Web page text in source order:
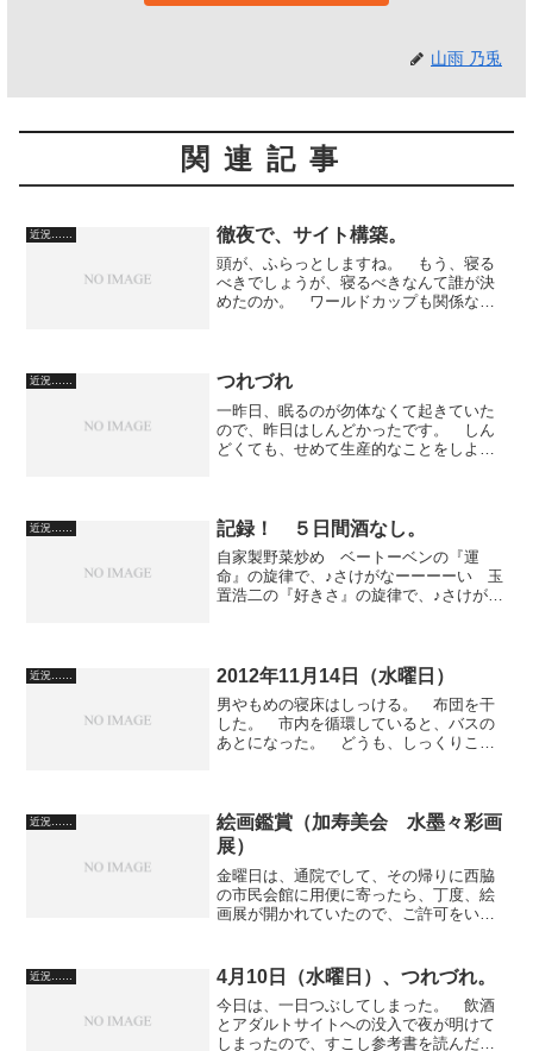
山雨 乃兎
関連記事
近況…… 徹夜で、サイト構築。
頭が、ふらっとしますね。 もう、寝る
べきでしょうが、寝るべきなんて誰が決
めたのか。 ワールドカップも関係な
築、むずかしい。 僕なりの裏...
近況…… つれづれ
一昨日、眠るのが勿体なくて起きていた
ので、昨日はしんどかったです。 しん
どくても、せめて生産的なことをしよ
まして、最近、それをいじ...
近況…… 記録！ ５日間酒なし。
自家製野菜炒め ベートーベンの『運
命』の旋律で、♪さけがなーーーーい 玉
置浩二の『好きさ』の旋律で、♪さけがな
ヒー、お茶。 そして、...
近況…… 2012年11月14日（水曜日）
男やもめの寝床はしっける。 布団を干
した。 市内を循環していると、バスの
あとになった。 どうも、しっくりこな
か。だとしたら、時代の変...
近況……
絵画鑑賞（加寿美会 水墨々彩画
展）
金曜日は、通院でして、その帰りに西脇
の市民会館に用便に寄ったら、丁度、絵
画展が開かれていたので、ご許可をいた
（額）】 会期 ３月１６日（金）～１
８日（日） １０：００～１７...
近況…… 4月10日（水曜日）、つれづれ。
今日は、一日つぶしてしまった。 飲酒
とアダルトサイトへの没入で夜が明けて
しまったので、すこし参考書を読んだあ